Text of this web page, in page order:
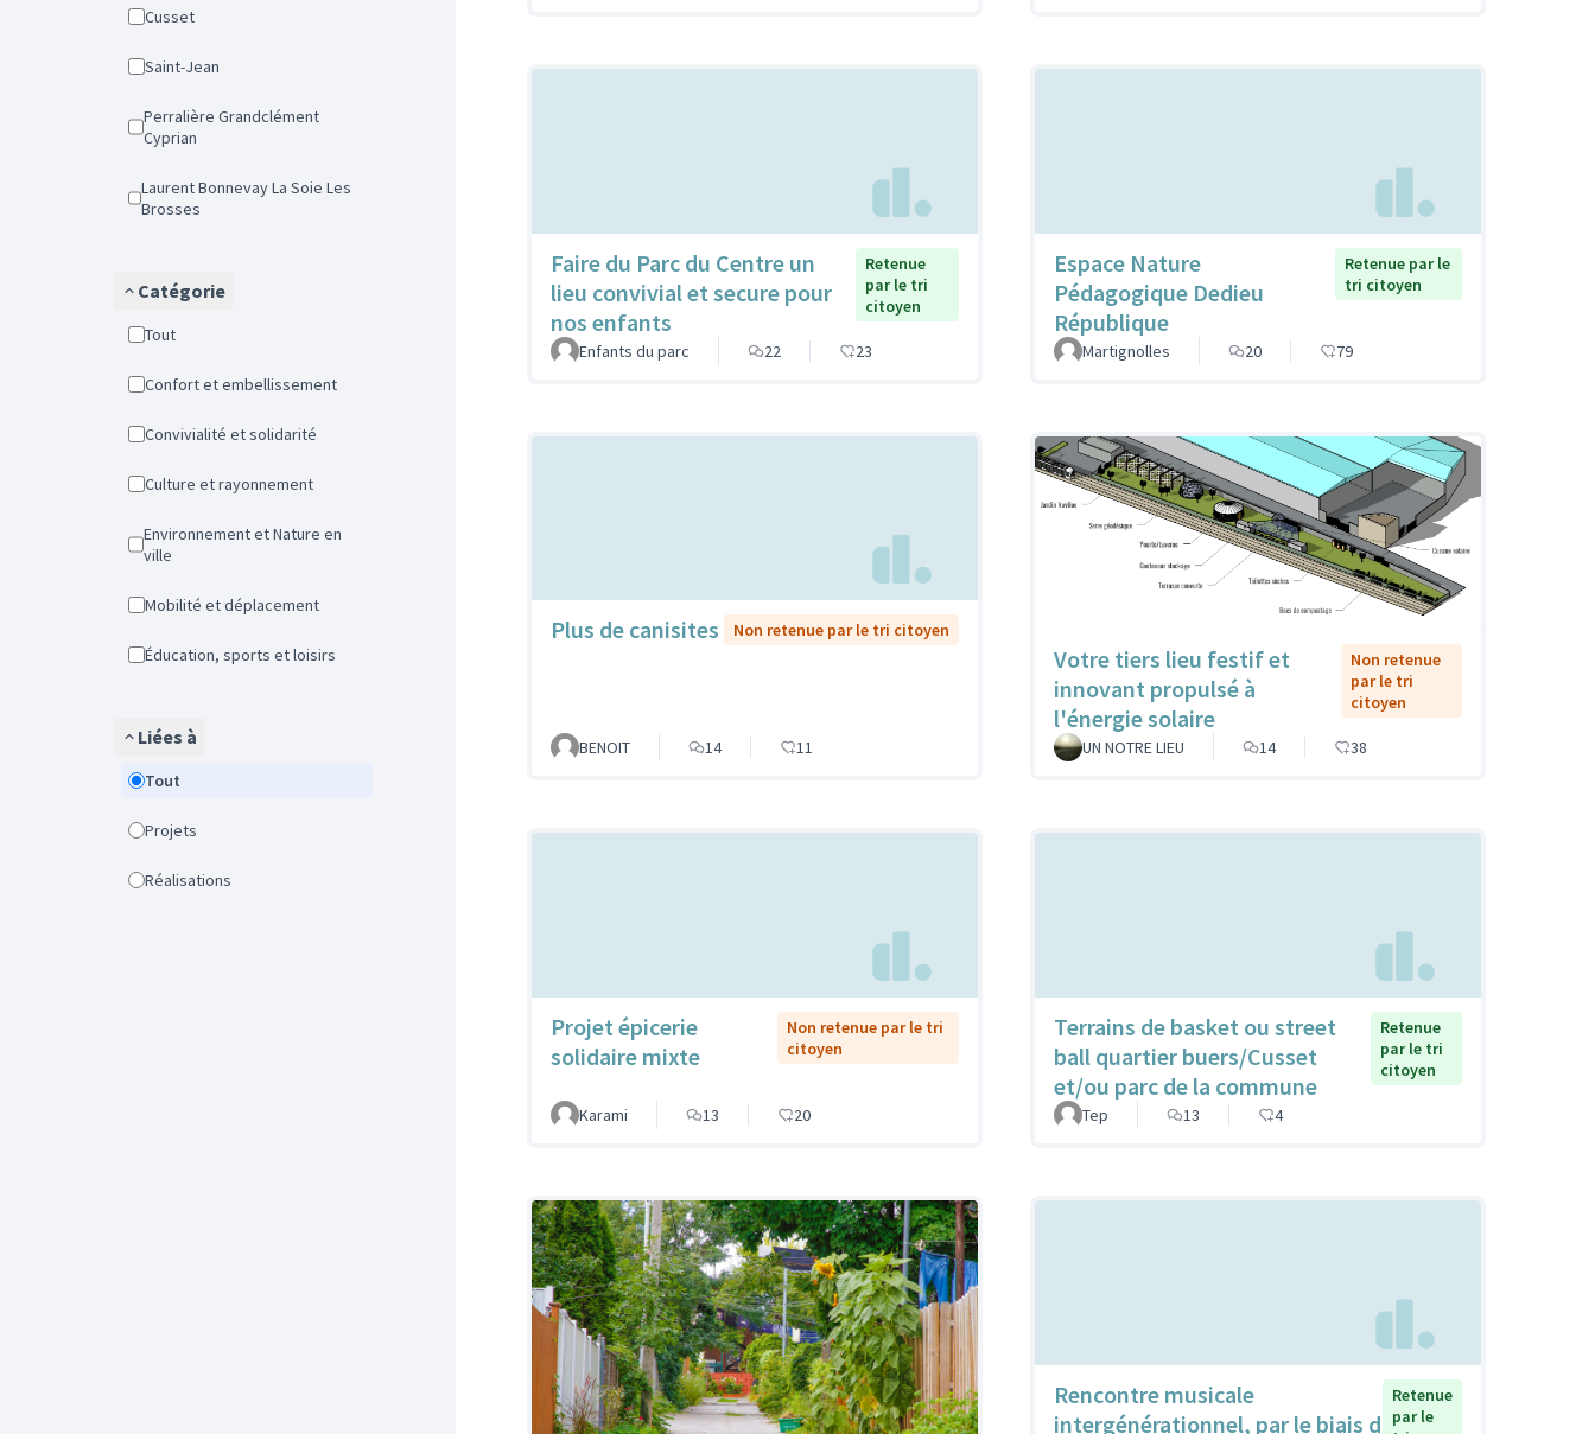
Cusset
Saint-Jean
Perralière Grandclément
Cyprian
Laurent Bonnevay La Soie Les
Brosses
Catégorie
Tout
Confort et embellissement
Convivialité et solidarité
Culture et rayonnement
Environnement et Nature en
ville
Mobilité et déplacement
Éducation, sports et loisirs
Liées à
Tout
Projets
Réalisations
Faire du Parc du Centre un
lieu convivial et secure pour
nos enfants
Retenue
par le tri
citoyen
Enfants du parc 22 23
Espace Nature
Pédagogique Dedieu
République
Retenue par le
tri citoyen
Martignolles 20 79
Plus de canisites Non retenue par le tri citoyen
BENOIT 14 11
Votre tiers lieu festif et
innovant propulsé à
l'énergie solaire
Non retenue
par le tri
citoyen
UN NOTRE LIEU 14 38
Projet épicerie
solidaire mixte
Non retenue par le tri
citoyen
Karami 13 20
Terrains de basket ou street
ball quartier buers/Cusset
et/ou parc de la commune
Retenue
par le tri
citoyen
Tep 13 4
Rencontre musicale
intergénérationnel, par le biais d
Retenue
par le